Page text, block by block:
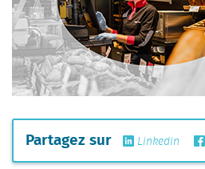
Partagez sur Linkedin